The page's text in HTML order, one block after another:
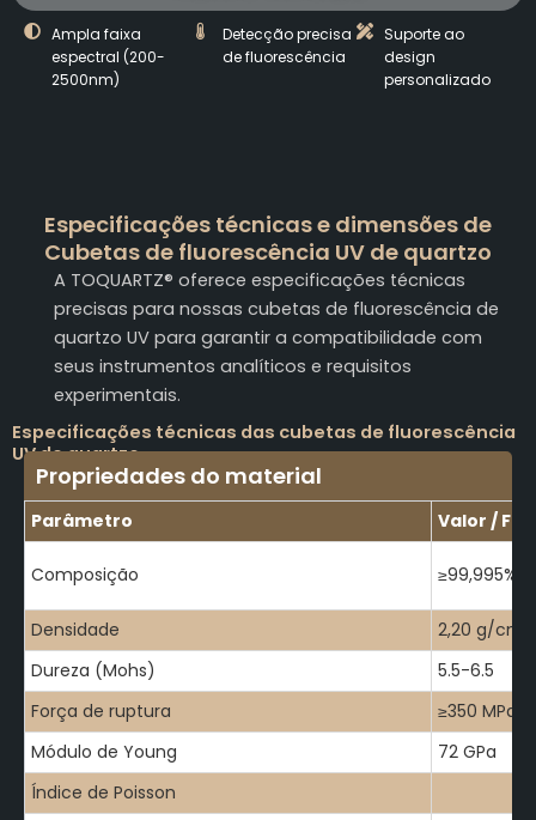
Ampla faixa
espectral (200-
2500nm)
Detecção precisa
de fluorescência
Suporte ao
design
personalizado
Especificações técnicas e dimensões de
Cubetas de fluorescência UV de quartzo
A TOQUARTZ® oferece especificações técnicas
precisas para nossas cubetas de fluorescência de
quartzo UV para garantir a compatibilidade com
seus instrumentos analíticos e requisitos
experimentais.
Especificações técnicas das cubetas de fluorescência
UV de quartzo
Propriedades do material
Parâmetro Valor /
Composição ≥99,995%
Densidade
2,20 g/cm³
Dureza (Mohs)
5.5-6.5
Força de ruptura
≥350 MPa
Módulo de Young
72 GPa
Índice de Poisson